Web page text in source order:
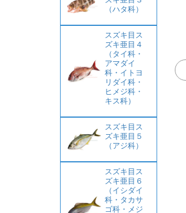
（ハタ科）
スズキ目ス
ズキ亜目４
（タイ科・
アマダイ
科・イトヨ
リダイ科・
ヒメジ科・
キス科）
スズキ目ス
ズキ亜目５
（アジ科）
スズキ目ス
ズキ亜目６
（イシダイ
科・タカサ
ゴ科・メジ